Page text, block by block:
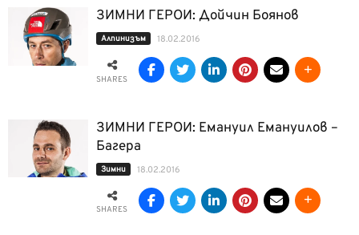
ЗИМНИ ГЕРОИ: Дойчин Боянов
Алпинизъм 18.02.2016
SHARES
ЗИМНИ ГЕРОИ: Емануил Емануилов –
Багера
Зимни 18.02.2016
SHARES